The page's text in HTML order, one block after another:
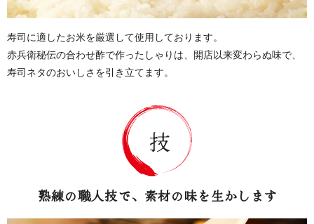
寿司に適したお米を厳選して使用しております。
赤兵衛秘伝の合わせ酢で作ったしゃりは、開店以来変わらぬ味で、
寿司ネタのおいしさを引き立てます。
熟練の職人技で、素材の味を生かします